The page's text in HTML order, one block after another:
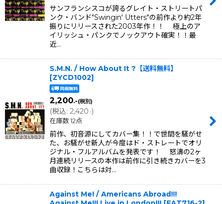
サンフランシスコが誇るグレイト・ストリートパ
ンク・バンド"Swingin' Utters"の前作より約2年
振りにリリースされた2003年作！！ 極上のア
イリッシュ・パンクでノックアウト確実！！最
近…
S.M.N. / How About It ?【送料無料】
[ZYCD1002]
2,200.-(税別)
(税込: 2,420.-)
在庫数 12点
前作、初音源にしてカバー集！！で世間を騒がせ
た、お騒がせ新人が今度はド・ストレートでオリ
ジナル・フルアルバムを発表です！ 怒濤の2ヶ
月連続リリースの本作は前作に引き続きカバーを3
曲収録！こちらは対…
Against Me! / Americans Abroad!!!